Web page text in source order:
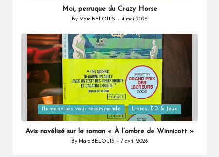
Moi, perruque du Crazy Horse
Posted
By Marc BELOUIS 4 mai 2026
Posted
in
Humanvibes vous recommande Livres, BD & Jeux
Avis novélisé sur le roman « À l’ombre de Winnicott »
Posted
By Marc BELOUIS 7 avril 2026